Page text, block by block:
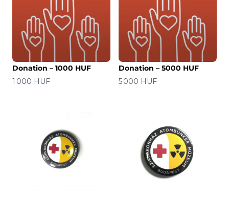
Donation – 1000 HUF
价格
1 000 HUF
Donation – 5000 HUF
价格
5 000 HUF